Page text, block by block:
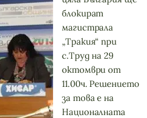
блокират
магистрала
„Тракия“ при
с.Труд на 29
октомври от
11.00ч. Решението
за това е на
Националната